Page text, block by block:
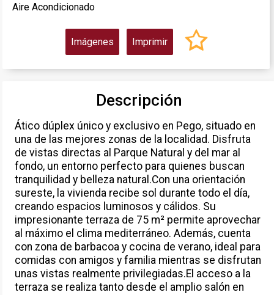
Aire Acondicionado
Imágenes Imprimir
Descripción
Ático dúplex único y exclusivo en Pego, situado en
una de las mejores zonas de la localidad. Disfruta
de vistas directas al Parque Natural y del mar al
fondo, un entorno perfecto para quienes buscan
tranquilidad y belleza natural.Con una orientación
sureste, la vivienda recibe sol durante todo el día,
creando espacios luminosos y cálidos. Su
impresionante terraza de 75 m² permite aprovechar
al máximo el clima mediterráneo. Además, cuenta
con zona de barbacoa y cocina de verano, ideal para
comidas con amigos y familia mientras se disfrutan
unas vistas realmente privilegiadas.El acceso a la
terraza se realiza tanto desde el amplio salón en